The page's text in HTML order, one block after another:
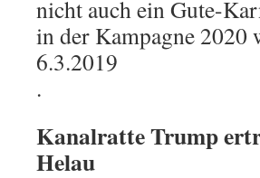
nicht auch ein Gute-
in der Kampagne 2020
6.3.2019
.
Kanalratte Trump
Helau